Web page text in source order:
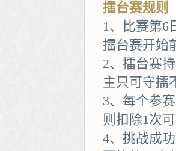
擂台赛规则
1、比赛第6
擂台赛开始
2、擂台赛
主只可守擂
3、每个参
则扣除1次
4、挑战成